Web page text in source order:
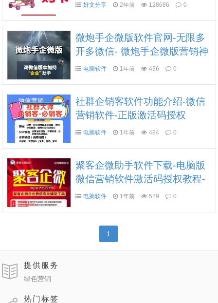
好文分享 2年前 128686 0
微炮手企微版软件官网-无限多
开多微信- 微炮手企微版营销神
器电脑软件 1年前 436 0
社群企销客软件功能介绍-微信
营销软件-正版激活码授权
电脑软件 1年前 484 0
聚客企微助手软件下载-电脑版
微信营销软件激活码授权教程-
聚客企微助手新版下载
电脑软件 1年前 529 0
1
提供服务
绿色营销
热门标签